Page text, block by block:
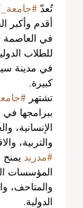
تُعدّ
أقدم وأكبر
في العاصمة
للطلاب
في مدينة
كبيرة.
تشتهر
ببرامجها في
الإنسانية،
والتربية،
#مدريد
المؤسسات
والمتاحف،
الدولية.